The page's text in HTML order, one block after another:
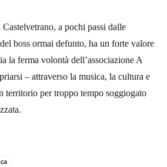
a pochi passi dalle
boss ormai defunto, ha un forte valore
la ferma volontà dell’associazione A
– attraverso la musica, la cultura e
territorio per troppo tempo soggiogato